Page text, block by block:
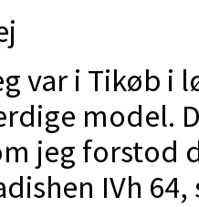
var i Tikøb i
model.
jeg forstod
IVh